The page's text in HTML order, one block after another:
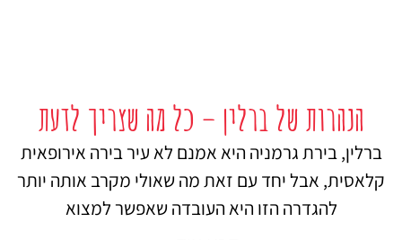
הנהרות של ברלין – כל מה שצריך לדעת
ברלין, בירת גרמניה היא אמנם לא עיר בירה אירופאית
קלאסית, אבל יחד עם זאת מה שאולי מקרב אותה יותר
להגדרה הזו היא העובדה שאפשר למצוא